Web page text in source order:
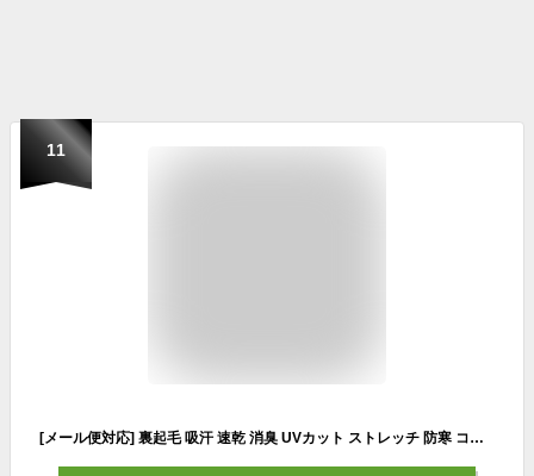
11
[メール便対応] 裏起毛 吸汗 速乾 消臭 UVカット ストレッチ 防寒 コンプレッション インナー ウェア ハイネック アンダーシャツ 長袖 Tシャツ タートル メンズ 大きいサイズ 4L 5L 秋冬 冬用 自転車 スポーツ 作業着 作業服 白 黒 赤 青 グレー おたふく手袋 JW-170